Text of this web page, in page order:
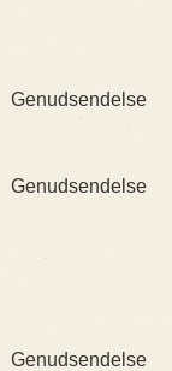
Genudsendelse
Genudsendelse
Genudsendelse